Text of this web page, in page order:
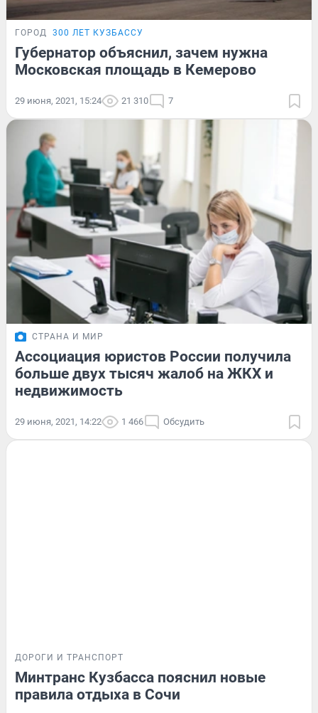
ГОРОД 300 ЛЕТ КУЗБАССУ
Губернатор объяснил, зачем нужна
Московская площадь в Кемерово
29 июня, 2021, 15:24 21 310 7
СТРАНА И МИР
Ассоциация юристов России получила
больше двух тысяч жалоб на ЖКХ и
недвижимость
29 июня, 2021, 14:22 1 466 Обсудить
ДОРОГИ И ТРАНСПОРТ
Минтранс Кузбасса пояснил новые
правила отдыха в Сочи